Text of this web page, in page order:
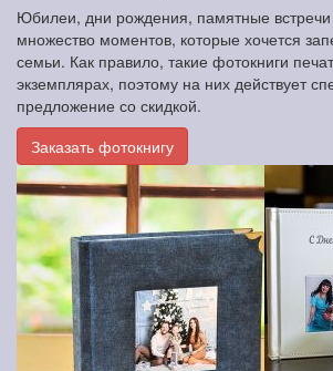
Юбилеи, дни рождения, памятные встречи
множество моментов, которые хочется
семьи. Как правило, такие фотокниги
экземплярах, поэтому на них действует
предложение со скидкой.
Заказать фотокнигу